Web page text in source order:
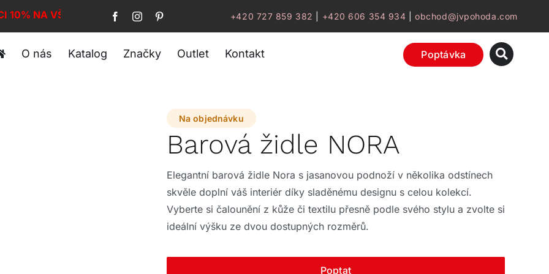
10% NA VŠE! +420 727 859 382 +420 606 354 934 |obchod@jvpohoda.com
O nás Katalog Značky Outlet Kontakt Poptávka
Na objednávku
Barová židle NORA
Elegantní barová židle Nora s jasanovou podnoží v několika odstínech
skvěle doplní váš interiér díky sladěnému designu s celou kolekcí.
Vyberte si čalounění z kůže či textilu přesně podle svého stylu a zvolte si
ideální výšku ze dvou dostupných rozměrů.
Poptat